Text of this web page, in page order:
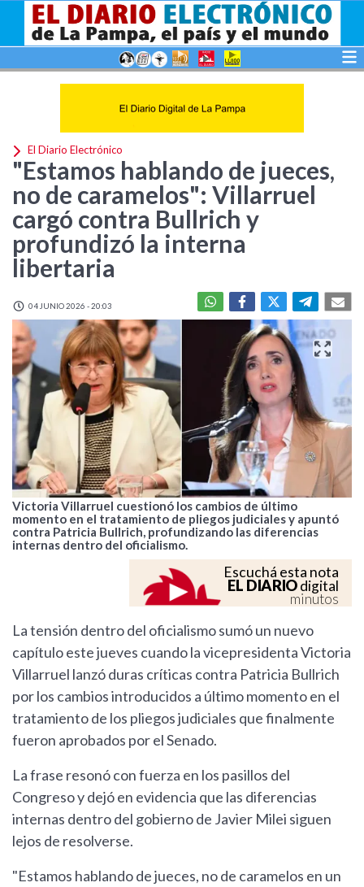
El Diario Electrónico
"Estamos hablando de jueces,
no de caramelos": Villarruel
cargó contra Bullrich y
profundizó la interna
libertaria
04 JUNIO 2026 - 20:03
Victoria Villarruel cuestionó los cambios de último
momento en el tratamiento de pliegos judiciales y apuntó
contra Patricia Bullrich, profundizando las diferencias
internas dentro del oficialismo.
Escuchá esta nota
EL DIARIOdigital
minutos
La tensión dentro del oficialismo sumó un nuevo
capítulo este jueves cuando la vicepresidenta Victoria
Villarruel lanzó duras críticas contra Patricia Bullrich
por los cambios introducidos a último momento en el
tratamiento de los pliegos judiciales que finalmente
fueron aprobados por el Senado.
La frase resonó con fuerza en los pasillos del
Congreso y dejó en evidencia que las diferencias
internas dentro del gobierno de Javier Milei siguen
lejos de resolverse.
"Estamos hablando de jueces, no de caramelos en un